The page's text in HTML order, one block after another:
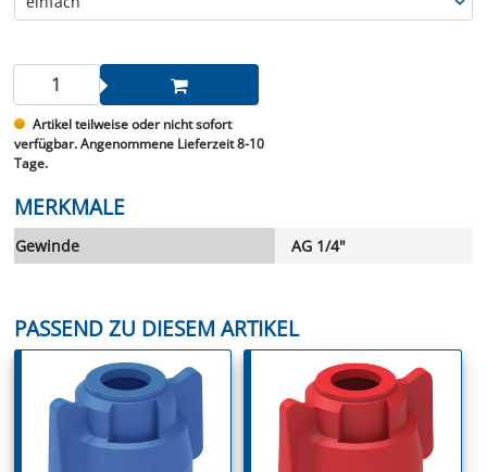
Artikel teilweise oder nicht sofort
verfügbar. Angenommene Lieferzeit 8-10
Tage.
MERKMALE
Gewinde AG 1/4"
PASSEND ZU DIESEM ARTIKEL